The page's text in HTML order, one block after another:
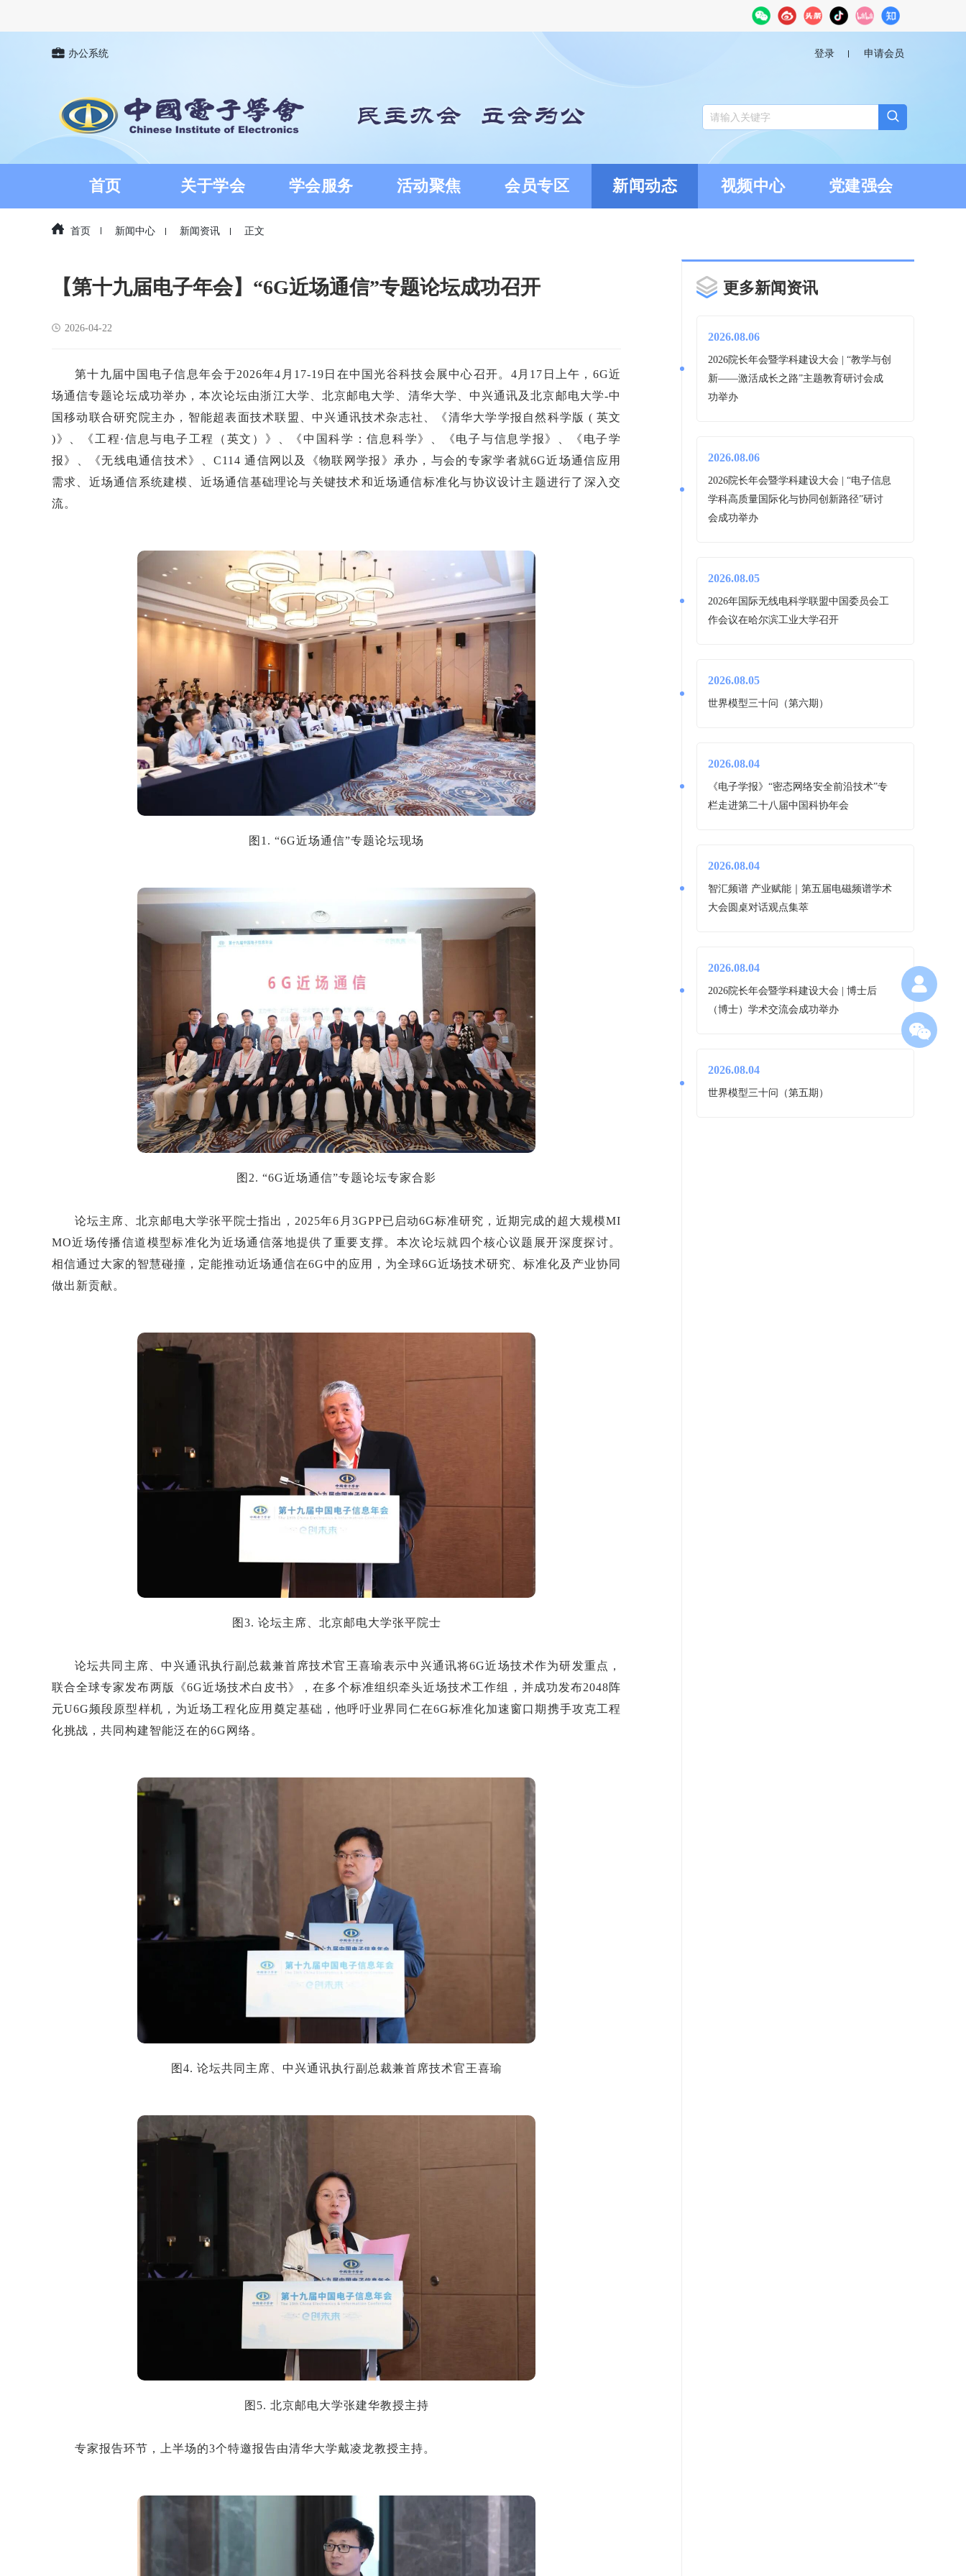
办公系统 登录 申请会员
首页 关于学会 学会服务 活动聚焦 会员专区 新闻动态 视频中心 党建强会
首页 新闻中心 新闻资讯 正文
【第十九届电子年会】“6G近场通信”专题论坛成功召开
2026-04-22
第十九届中国电子信息年会于2026年4月17-19日在中国光谷科技会展中心召开。4月17日上午，6G近
场通信专题论坛成功举办，本次论坛由浙江大学、北京邮电大学、清华大学、中兴通讯及北京邮电大学-中
国移动联合研究院主办，智能超表面技术联盟、中兴通讯技术杂志社、《清华大学学报自然科学版 ( 英文
)》、《工程·信息与电子工程（英文）》、《中国科学：信息科学》、《电子与信息学报》、《电子学
报》、《无线电通信技术》、C114 通信网以及《物联网学报》承办，与会的专家学者就6G近场通信应用
需求、近场通信系统建模、近场通信基础理论与关键技术和近场通信标准化与协议设计主题进行了深入交
流。
图1. “6G近场通信”专题论坛现场
图2. “6G近场通信”专题论坛专家合影
论坛主席、北京邮电大学张平院士指出，2025年6月3GPP已启动6G标准研究，近期完成的超大规模MI
MO近场传播信道模型标准化为近场通信落地提供了重要支撑。本次论坛就四个核心议题展开深度探讨。
相信通过大家的智慧碰撞，定能推动近场通信在6G中的应用，为全球6G近场技术研究、标准化及产业协同
做出新贡献。
图3. 论坛主席、北京邮电大学张平院士
论坛共同主席、中兴通讯执行副总裁兼首席技术官王喜瑜表示中兴通讯将6G近场技术作为研发重点，
联合全球专家发布两版《6G近场技术白皮书》，在多个标准组织牵头近场技术工作组，并成功发布2048阵
元U6G频段原型样机，为近场工程化应用奠定基础，他呼吁业界同仁在6G标准化加速窗口期携手攻克工程
化挑战，共同构建智能泛在的6G网络。
图4. 论坛共同主席、中兴通讯执行副总裁兼首席技术官王喜瑜
图5. 北京邮电大学张建华教授主持
专家报告环节，上半场的3个特邀报告由清华大学戴凌龙教授主持。
更多新闻资讯
2026.08.06
2026院长年会暨学科建设大会 | “教学与创
新——激活成长之路”主题教育研讨会成
功举办
2026.08.06
2026院长年会暨学科建设大会 | “电子信息
学科高质量国际化与协同创新路径”研讨
会成功举办
2026.08.05
2026年国际无线电科学联盟中国委员会工
作会议在哈尔滨工业大学召开
2026.08.05
世界模型三十问（第六期）
2026.08.04
《电子学报》“密态网络安全前沿技术”专
栏走进第二十八届中国科协年会
2026.08.04
智汇频谱 产业赋能｜第五届电磁频谱学术
大会圆桌对话观点集萃
2026.08.04
2026院长年会暨学科建设大会 | 博士后
（博士）学术交流会成功举办
2026.08.04
世界模型三十问（第五期）